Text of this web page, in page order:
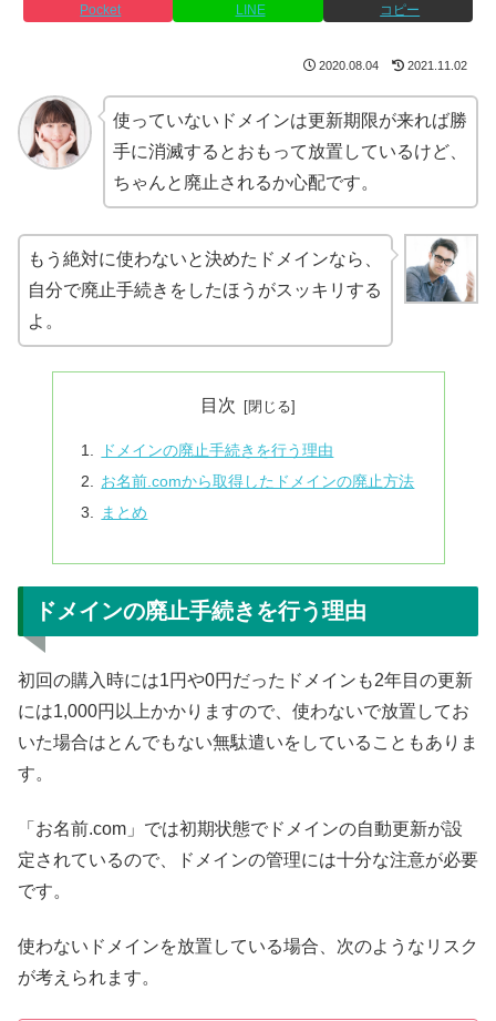
Pocket LINE コピー
2020.08.04 2021.11.02
使っていないドメインは更新期限が来れば勝
手に消滅するとおもって放置しているけど、
ちゃんと廃止されるか心配です。
もう絶対に使わないと決めたドメインなら、
自分で廃止手続きをしたほうがスッキリする
よ。
目次
ドメインの廃止手続きを行う理由
お名前.comから取得したドメインの廃止方法
まとめ
ドメインの廃止手続きを行う理由
初回の購入時には1円や0円だったドメインも2年目の更新
には1,000円以上かかりますので、使わないで放置してお
いた場合はとんでもない無駄遣いをしていることもありま
す。
「お名前.com」では初期状態でドメインの自動更新が設
定されているので、ドメインの管理には十分な注意が必要
です。
使わないドメインを放置している場合、次のようなリスク
が考えられます。